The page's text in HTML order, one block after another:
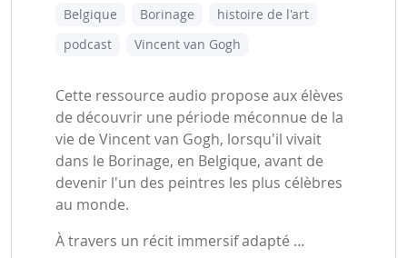
Belgique Borinage
histoire de l'art
podcast
Vincent van Gogh
Cette ressource audio propose aux élèves
de découvrir une période méconnue de la
vie de Vincent van Gogh, lorsqu'il vivait
dans le Borinage, en Belgique, avant de
devenir l'un des peintres les plus célèbres
au monde.
À travers un récit immersif adapté …